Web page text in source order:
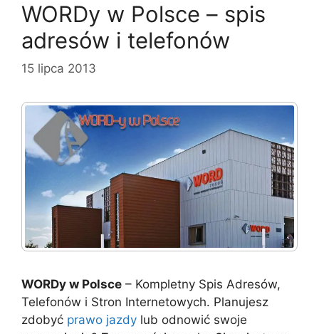
WORDy w Polsce – spis
adresów i telefonów
15 lipca 2013
WORDy w Polsce – Kompletny Spis Adresów,
Telefonów i Stron Internetowych. Planujesz
zdobyć prawo jazdy lub odnowić swoje